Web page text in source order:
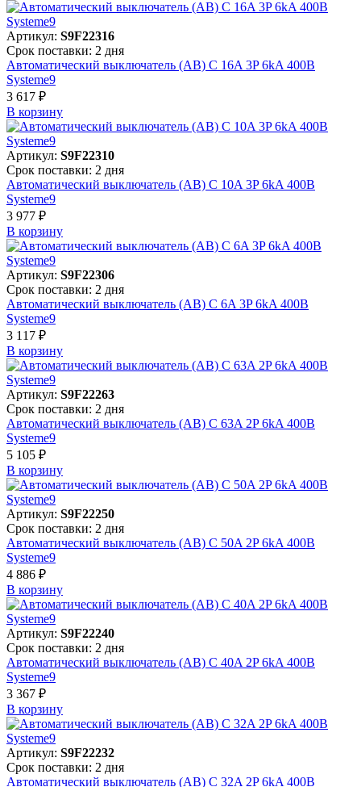
Артикул: S9F22316
Срок поставки: 2 дня
Автоматический выключатель (АВ) C 16A 3P 6kA 400В
Systeme9
3 617 ₽
В корзинy
Артикул: S9F22310
Срок поставки: 2 дня
Автоматический выключатель (АВ) C 10A 3P 6kA 400В
Systeme9
3 977 ₽
В корзинy
Артикул: S9F22306
Срок поставки: 2 дня
Автоматический выключатель (АВ) C 6A 3P 6kA 400В
Systeme9
3 117 ₽
В корзинy
Артикул: S9F22263
Срок поставки: 2 дня
Автоматический выключатель (АВ) C 63A 2P 6kA 400В
Systeme9
5 105 ₽
В корзинy
Артикул: S9F22250
Срок поставки: 2 дня
Автоматический выключатель (АВ) C 50A 2P 6kA 400В
Systeme9
4 886 ₽
В корзинy
Артикул: S9F22240
Срок поставки: 2 дня
Автоматический выключатель (АВ) C 40A 2P 6kA 400В
Systeme9
3 367 ₽
В корзинy
Артикул: S9F22232
Срок поставки: 2 дня
Автоматический выключатель (АВ) C 32A 2P 6kA 400В